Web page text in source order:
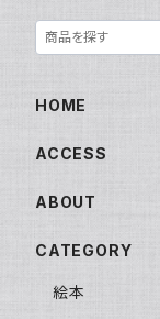
HOME
ACCESS
ABOUT
CATEGORY
絵本